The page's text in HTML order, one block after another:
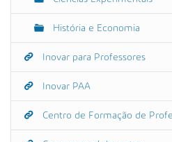
História e Economia
Inovar para Professores
Inovar PAA
Centro de Formação de